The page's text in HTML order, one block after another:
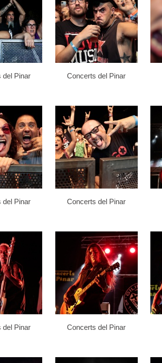
del Pinar Concerts del Pinar
del Pinar Concerts del Pinar
del Pinar Concerts del Pinar